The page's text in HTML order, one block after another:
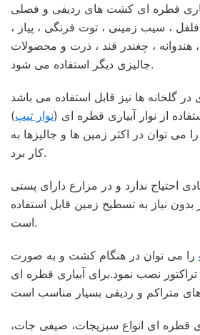
قطره ای کشت های ردیفی و فصلی
، سیب زمینی ، توت فرنگی ، پیاز ،
، هندوانه ، چغندر قند ، ذرت و محصولات
جالیزی دیگر استفاده می شود.
از نوار آبیاری قطره ای (نوار تیپ)
می توان در اکثر زمین ها و جالیزها به
کار برد.
احتیاج ندارد و در مزارع دارای پستی
بدون نیاز به تسطیح زمین قابل استفاده
است.
را می توان در هنگام کشت و به صورت
تراکتور نصب نمود.برای آبیاری قطره ای
قطره ای انواع سبزیجات، صیفی جات،